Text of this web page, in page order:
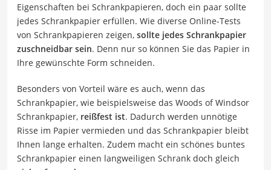
Eigenschaften bei Schrankpapieren, doch ein paar sollte
jedes Schrankpapier erfüllen. Wie diverse Online-Tests
von Schrankpapieren zeigen, sollte jedes Schrankpapier
zuschneidbar sein. Denn nur so können Sie das Papier in
Ihre gewünschte Form schneiden.
Besonders von Vorteil wäre es auch, wenn das
Schrankpapier, wie beispielsweise das Woods of Windsor
Schrankpapier, reißfest ist. Dadurch werden unnötige
Risse im Papier vermieden und das Schrankpapier bleibt
Ihnen lange erhalten. Zudem macht ein schönes buntes
Schrankpapier einen langweiligen Schrank doch gleich